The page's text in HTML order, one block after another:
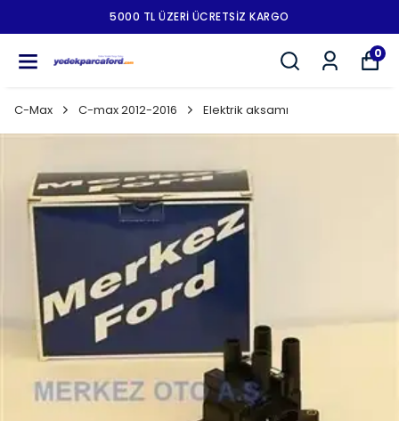
5000 TL ÜZERI ÜCRETSIZ KARGO
0
C-Max C-max 2012-2016 Elektrik aksamı